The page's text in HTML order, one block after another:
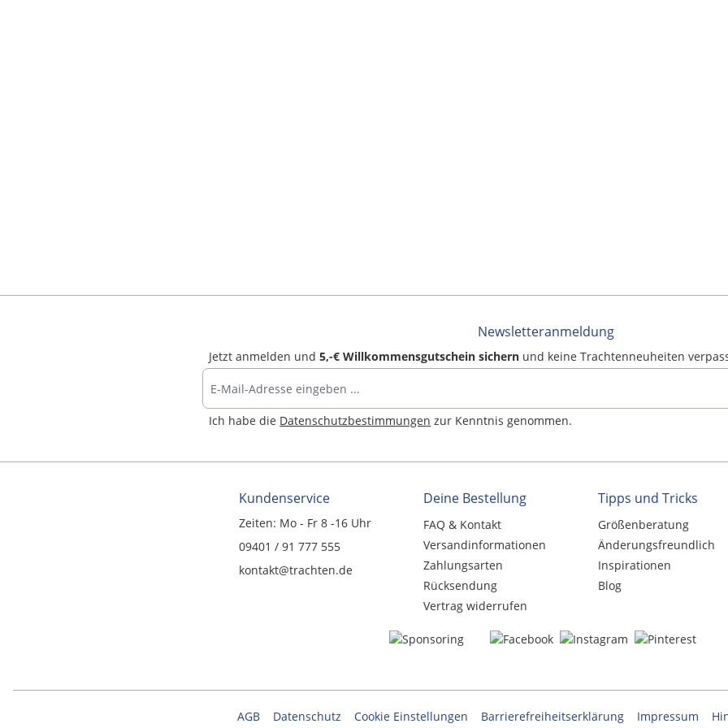
Newsletteranmeldung
Jetzt anmelden und5,-€ Willkommensgutschein sichern und keine Trachtenneuheiten
Ich habe die Datenschutzbestimmungen zur Kenntnis genommen.
Kundenservice
Zeiten: Mo - Fr 8 -16 Uhr
09401 / 91 777 555
kontakt@trachten.de
Deine Bestellung
FAQ & Kontakt
Versandinformationen
Zahlungsarten
Rücksendung
Vertrag widerrufen
Tipps und Tricks
Größenberatung
Änderungsfreundlich
Inspirationen
Blog
AGB Datenschutz Cookie Einstellungen Barrierefreiheitserklärung Impressum